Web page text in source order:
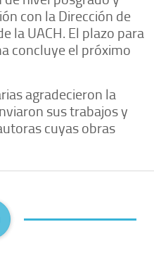
con la Dirección de
la UACH. El plazo para
concluye el próximo
agradecieron la
sus trabajos y
cuyas obras